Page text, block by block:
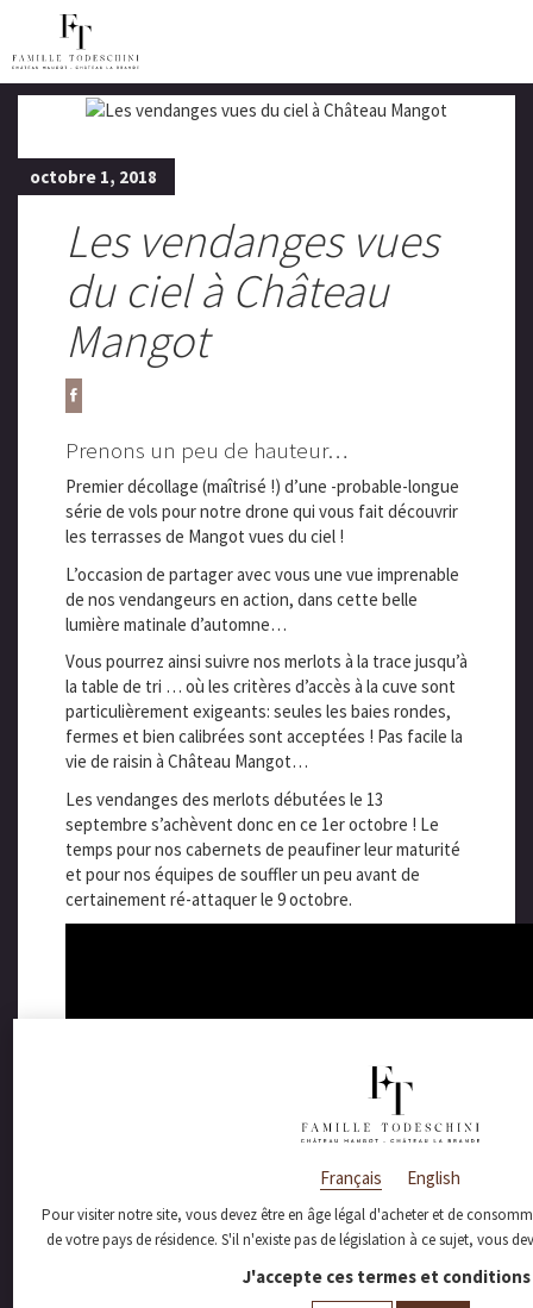
octobre 1, 2018
Les vendanges vues
du ciel à Château
Mangot
Prenons un peu de hauteur…
Premier décollage (maîtrisé !) d’une -probable-longue
série de vols pour notre drone qui vous fait découvrir
les terrasses de Mangot vues du ciel !
L’occasion de partager avec vous une vue imprenable
de nos vendangeurs en action, dans cette belle
lumière matinale d’automne…
Vous pourrez ainsi suivre nos merlots à la trace jusqu’à
la table de tri … où les critères d’accès à la cuve sont
particulièrement exigeants: seules les baies rondes,
fermes et bien calibrées sont acceptées ! Pas facile la
vie de raisin à Château Mangot…
Les vendanges des merlots débutées le 13
septembre s’achèvent donc en ce 1er octobre ! Le
temps pour nos cabernets de peaufiner leur maturité
et pour nos équipes de souffler un peu avant de
certainement ré-attaquer le 9 octobre.
Français English
Pour visiter notre site, vous devez être en âge légal d'acheter et de
de votre pays de résidence. S'il n'existe pas de législation à ce sujet, vous
J'accepte ces termes et conditions